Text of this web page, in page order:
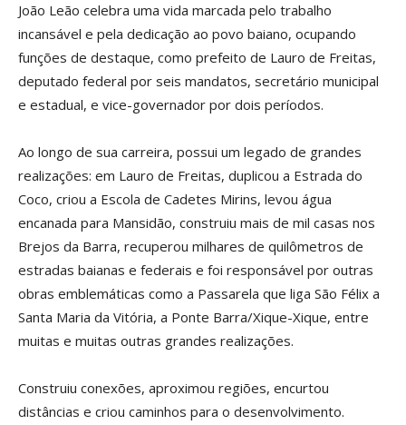
João Leão celebra uma vida marcada pelo trabalho
incansável e pela dedicação ao povo baiano, ocupando
funções de destaque, como prefeito de Lauro de Freitas,
deputado federal por seis mandatos, secretário municipal
e estadual, e vice-governador por dois períodos.
Ao longo de sua carreira, possui um legado de grandes
realizações: em Lauro de Freitas, duplicou a Estrada do
Coco, criou a Escola de Cadetes Mirins, levou água
encanada para Mansidão, construiu mais de mil casas nos
Brejos da Barra, recuperou milhares de quilômetros de
estradas baianas e federais e foi responsável por outras
obras emblemáticas como a Passarela que liga São Félix a
Santa Maria da Vitória, a Ponte Barra/Xique-Xique, entre
muitas e muitas outras grandes realizações.
Construiu conexões, aproximou regiões, encurtou
distâncias e criou caminhos para o desenvolvimento.